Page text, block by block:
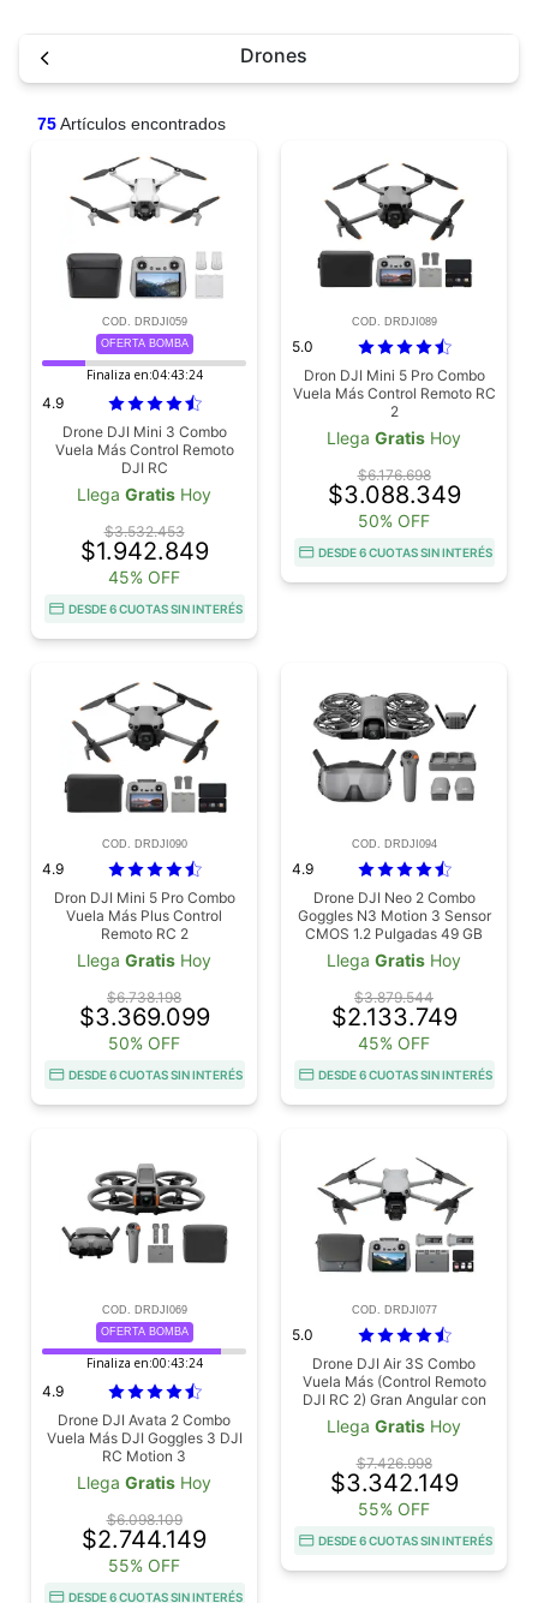
Drones
75Artículos encontrados
COD. DRDJI059
OFERTA BOMBA
Finaliza en:04:43:23
4.9
Drone DJI Mini 3 Combo
Vuela Más Control Remoto
DJI RC
Llega Gratis Hoy
$3.532.453
$1.942.849
45% OFF
DESDE 6 CUOTAS SIN INTERÉS
COD. DRDJI089
5.0
Dron DJI Mini 5 Pro Combo
Vuela Más Control Remoto RC
2
Llega Gratis Hoy
$6.176.698
$3.088.349
50% OFF
DESDE 6 CUOTAS SIN INTERÉS
COD. DRDJI090
4.9
Dron DJI Mini 5 Pro Combo
Vuela Más Plus Control
Remoto RC 2
Llega Gratis Hoy
$6.738.198
$3.369.099
50% OFF
DESDE 6 CUOTAS SIN INTERÉS
COD. DRDJI094
4.9
Drone DJI Neo 2 Combo
Goggles N3 Motion 3 Sensor
CMOS 1.2 Pulgadas 49 GB
GPS Galileo BeiDou 7 km
Vuelo 19 Min 160 g
Llega Gratis Hoy
$3.879.544
$2.133.749
45% OFF
DESDE 6 CUOTAS SIN INTERÉS
COD. DRDJI069
OFERTA BOMBA
Finaliza en:00:43:23
4.9
Drone DJI Avata 2 Combo
Vuela Más DJI Goggles 3 DJI
RC Motion 3
Llega Gratis Hoy
$6.098.109
$2.744.149
55% OFF
DESDE 6 CUOTAS SIN INTERÉS
COD. DRDJI077
5.0
Drone DJI Air 3S Combo
Vuela Más (Control Remoto
DJI RC 2) Gran Angular con
CMOS 1" y Telecámara
Media, 4K/60 fps Detección
de Obstáculos
Omnidireccional
Llega Gratis Hoy
$7.426.998
$3.342.149
55% OFF
DESDE 6 CUOTAS SIN INTERÉS